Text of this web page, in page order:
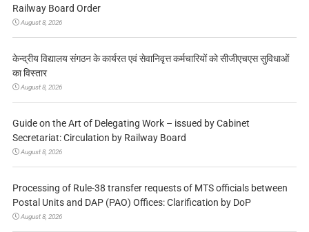
Railway Board Order
August 8, 2026
केन्द्रीय विद्यालय संगठन के कार्यरत एवं सेवानिवृत्त कर्मचारियों को सीजीएचएस सुविधाओं
का विस्तार
August 8, 2026
Guide on the Art of Delegating Work – issued by Cabinet
Secretariat: Circulation by Railway Board
August 8, 2026
Processing of Rule-38 transfer requests of MTS officials between
Postal Units and DAP (PAO) Offices: Clarification by DoP
August 8, 2026